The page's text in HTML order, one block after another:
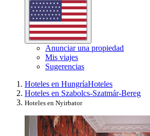
Anunciar una propiedad
Mis viajes
Sugerencias
Hoteles en HungríaHoteles
Hoteles en Szabolcs-Szatmár-Bereg
Hoteles en Nyirbator